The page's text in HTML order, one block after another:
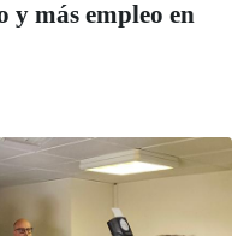
y más empleo en